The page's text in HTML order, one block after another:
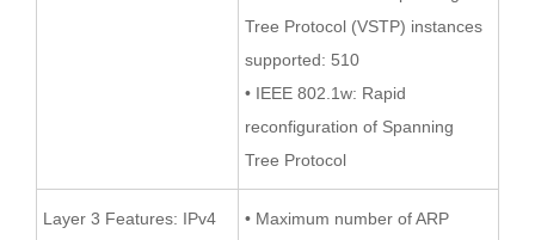
Tree Protocol (VSTP) instances
supported: 510
• IEEE 802.1w: Rapid
reconfiguration of Spanning
Tree Protocol
Layer 3 Features: IPv4
• Maximum number of ARP